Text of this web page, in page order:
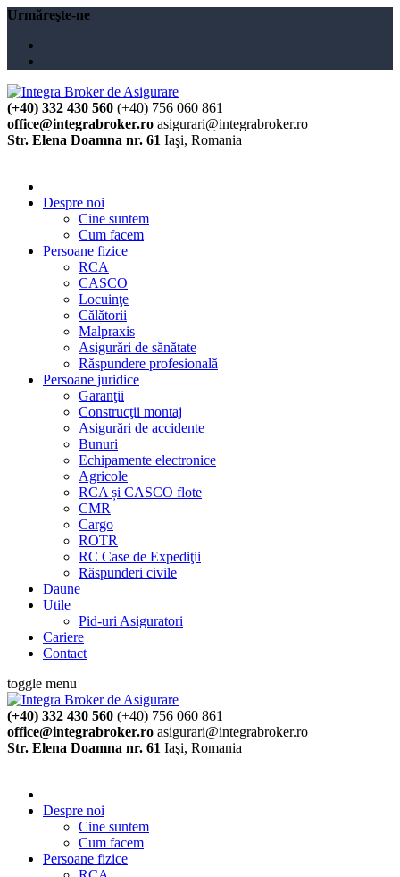
Urmăreşte-ne
(+40) 332 430 560 (+40) 756 060 861
office@integrabroker.ro asigurari@integrabroker.ro
Str. Elena Doamna nr. 61 Iaşi, Romania
Despre noi
Cine suntem
Cum facem
Persoane fizice
RCA
CASCO
Locuinţe
Călătorii
Malpraxis
Asigurări de sănătate
Răspundere profesională
Persoane juridice
Garanţii
Construcţii montaj
Asigurări de accidente
Bunuri
Echipamente electronice
Agricole
RCA și CASCO flote
CMR
Cargo
ROTR
RC Case de Expediţii
Răspunderi civile
Daune
Utile
Pid-uri Asiguratori
Cariere
Contact
toggle menu
(+40) 332 430 560 (+40) 756 060 861
office@integrabroker.ro asigurari@integrabroker.ro
Str. Elena Doamna nr. 61 Iaşi, Romania
Despre noi
Cine suntem
Cum facem
Persoane fizice